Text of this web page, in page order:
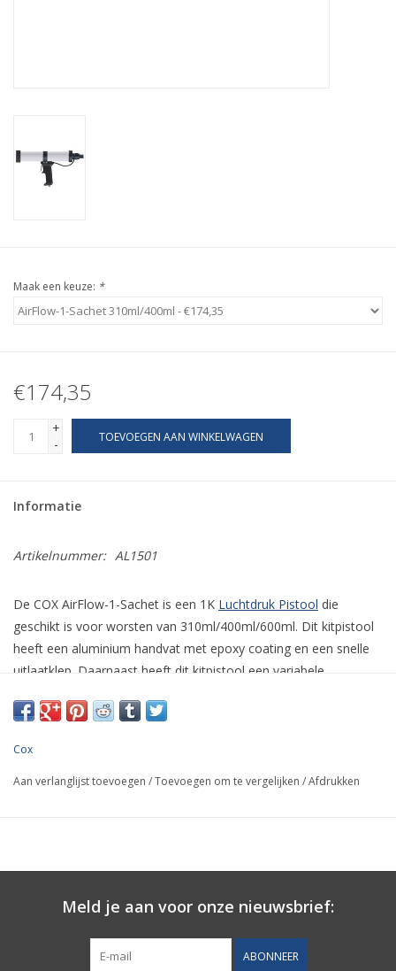
Maak een keuze: *
€174,35
+
-
TOEVOEGEN AAN WINKELWAGEN
Informatie
Artikelnummer: AL1501
De COX AirFlow-1-Sachet is een 1K Luchtdruk Pistool die
geschikt is voor worsten van 310ml/400ml/600ml. Dit kitpistool
heeft een aluminium handvat met epoxy coating en een snelle
uitlaatklep. Daarnaast heeft dit kitpistool een variabele
plunjer, vast zuigersysteem. Professionele kwaliteit. Voordelig
Ergonomisch ontworpen voor comfort
Geeft u lange tijd zorgeloze prestaties
Specificaties
Cox
Aan verlanglijst toevoegen /Toevoegen om te vergelijken /Afdrukken
Meld je aan voor onze nieuwsbrief:
ABONNEER